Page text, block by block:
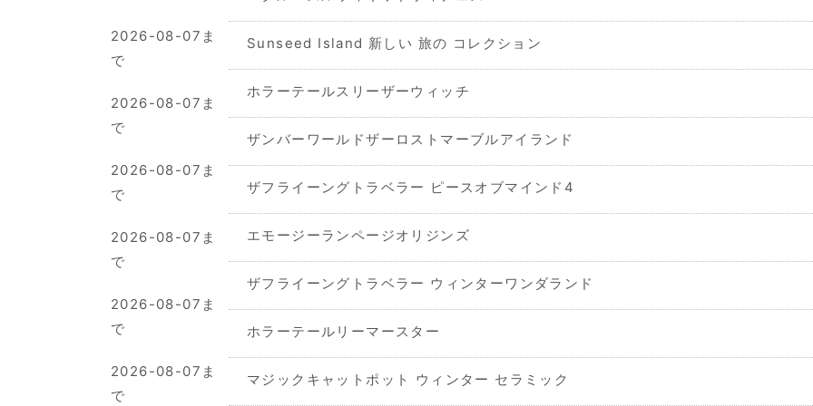
2026-08-07ま
で
2026-08-07ま
で
2026-08-07ま
で
2026-08-07ま
で
2026-08-07ま
で
2026-08-07ま
で
Sunseed Island 新しい 旅の コレクション
ホラーテールスリーザーウィッチ
ザンバーワールドザーロストマーブルアイランド
ザフライーングトラベラー ピースオブマインド4
エモージーランページオリジンズ
ザフライーングトラベラー ウィンターワンダランド
ホラーテールリーマースター
マジックキャットポット ウィンター セラミック